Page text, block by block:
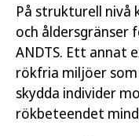
På strukturell nivå
och åldersgränser
ANDTS. Ett annat
rökfria miljöer
skydda individer
rökbeteendet